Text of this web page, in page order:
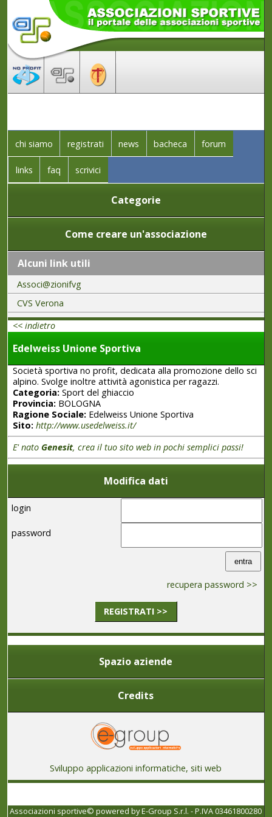
chi siamo registrati news bacheca forum
links faq scrivici
Categorie
Come creare un'associazione
Alcuni link utili
Associ@zionifvg
CVS Verona
<< indietro
Edelweiss Unione Sportiva
Società sportiva no profit, dedicata alla promozione dello sci
alpino. Svolge inoltre attività agonistica per ragazzi.
Categoria:Sport del ghiaccio
Provincia:BOLOGNA
Ragione Sociale:Edelweiss Unione Sportiva
Sito: http://www.usedelweiss.it/
E' nato Genesit, crea il tuo sito web in pochi semplici passi!
Modifica dati
login
password
recupera password >>
REGISTRATI >>
Spazio aziende
Credits
Sviluppo applicazioni informatiche, siti web
Associazioni sportive© powered byE-Group S.r.l. - P.IVA 03461800280